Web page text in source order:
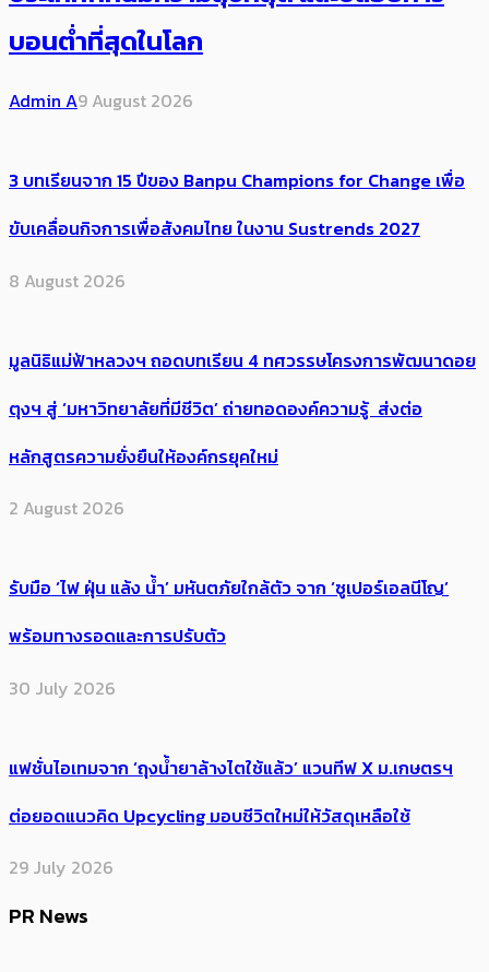
บอนต่ำที่สุดในโลก
Admin A9 August 2026
3 บทเรียนจาก 15 ปีของ Banpu Champions for Change เพื่อ
ขับเคลื่อนกิจการเพื่อสังคมไทย ในงาน Sustrends 2027
8 August 2026
มูลนิธิแม่ฟ้าหลวงฯ ถอดบทเรียน 4 ทศวรรษโครงการพัฒนาดอย
ตุงฯ สู่ ‘มหาวิทยาลัยที่มีชีวิต’ ถ่ายทอดองค์ความรู้ ส่งต่อ
หลักสูตรความยั่งยืนให้องค์กรยุคใหม่
2 August 2026
รับมือ ‘ไฟ ฝุ่น แล้ง น้ำ’ มหันตภัยใกล้ตัว จาก ‘ซูเปอร์เอลนีโญ’
พร้อมทางรอดและการปรับตัว
30 July 2026
แฟชั่นไอเทมจาก ‘ถุงน้ำยาล้างไตใช้แล้ว’ แวนทีฟ X ม.เกษตรฯ
ต่อยอดแนวคิด Upcycling มอบชีวิตใหม่ให้วัสดุเหลือใช้
29 July 2026
PR News